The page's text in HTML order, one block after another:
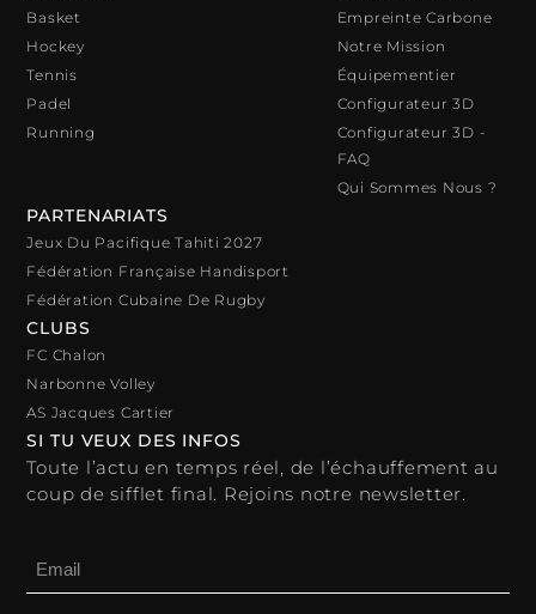
Basket
Hockey
Tennis
Padel
Running
Empreinte Carbone
Notre Mission
Équipementier
Configurateur 3D
Configurateur 3D -
FAQ
Qui Sommes Nous ?
PARTENARIATS
Jeux Du Pacifique Tahiti 2027
Fédération Française Handisport
Fédération Cubaine De Rugby
CLUBS
FC Chalon
Narbonne Volley
AS Jacques Cartier
SI TU VEUX DES INFOS
Toute l’actu en temps réel, de l’échauffement au
coup de sifflet final. Rejoins notre newsletter.